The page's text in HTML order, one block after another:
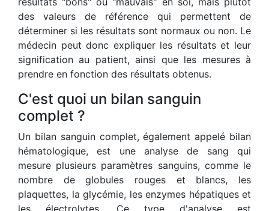
des valeurs de référence qui permettent de
déterminer si les résultats sont normaux ou non. Le
médecin peut donc expliquer les résultats et leur
signification au patient, ainsi que les mesures à
prendre en fonction des résultats obtenus.
C'est quoi un bilan sanguin
complet ?
Un bilan sanguin complet, également appelé bilan
hématologique, est une analyse de sang qui
mesure plusieurs paramètres sanguins, comme le
nombre de globules rouges et blancs, les
plaquettes, la glycémie, les enzymes hépatiques et